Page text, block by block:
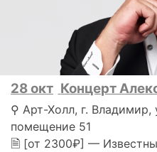
28 окт Концерт
⚲ Арт-Холл, г.
помещение 51
🗎 [от 2300₽] —